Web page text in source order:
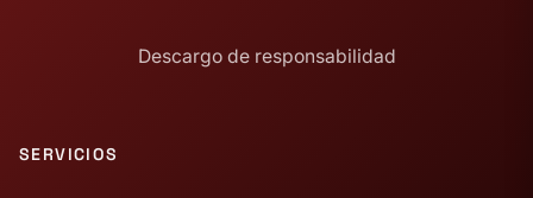
Descargo de responsabilidad
SERVICIOS